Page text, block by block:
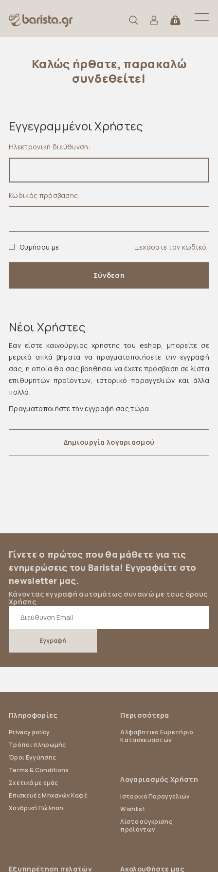
0
Καλώς ήρθατε, παρακαλώ
συνδεθείτε!
Νέοι Χρήστες
Εαν είστε καινούργιος χρήστης του eshop, μπορείτε σε
μερικά απλά βήματα να πραγματοποιήσετε την εγγραφή
σας, η οποία θα σας βοηθήσει να έχετε πρόσβαση σε λίστα
επιθυμητών προϊόντων, ιστορικό παραγγελιών και άλλα
πολλά.
Πραγματοποιήστε την εγγραφή σας τώρα.
Δημιoυργία λογαριασμού
Εγγεγραμμένοι Χρήστες
Ηλεκτρονική διεύθυνση:
Κωδικός πρόσβασης:
Θυμήσου με Ξεχάσατε τον κωδικό;
Σύνδεση
Γίνετε ο πρώτος που θα μάθετε για τις
ενημερώσεις του Barista! Εγγραφείτε στο
newsletter μας.
Κάνοντας εγγραφή αυτομάτως συναινώ με τους όρους
Χρήσης
Πληροφορίες
Privacy policy
Τρόποι πληρωμής
Όροι Εγγύησης
Terms & Conditions
Σχετικά με εμάς
Επισκευές Μηχανών Καφέ
Χονδρική Πώληση
Εξυπηρέτηση πελατών
Περισσότερα
Αλφαβητικό Ευρετήριο
Κατασκευαστών
Λογαριασμός Χρήστη
Ιστορικό Παραγγελιών
Wishlist
Λίστα σύγκρισης
προϊόντων
Ακολουθήστε μας